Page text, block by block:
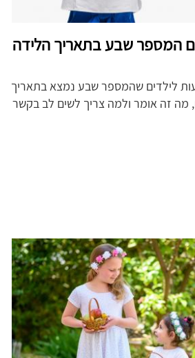
המספר שבע בתאריך הלידה
לילדים שהמספר שבע נמצא בתאריך
זה אומר ולמה צריך לשים לב בקשר